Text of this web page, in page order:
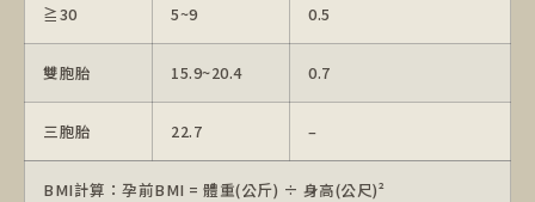
≧30 5~9 0.5
雙胞胎 15.9~20.4 0.7
三胞胎 22.7 –
BMI計算：孕前BMI = 體重(公斤) ÷ 身高(公尺)²